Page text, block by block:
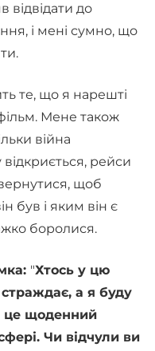
відвідати до
і мені сумно, що
те, що я нарешті
Мене також
війна
рейси
щоб
був і яким він є
боролися.
"Хтось у цю
а я буду
це щоденний
Чи відчули ви